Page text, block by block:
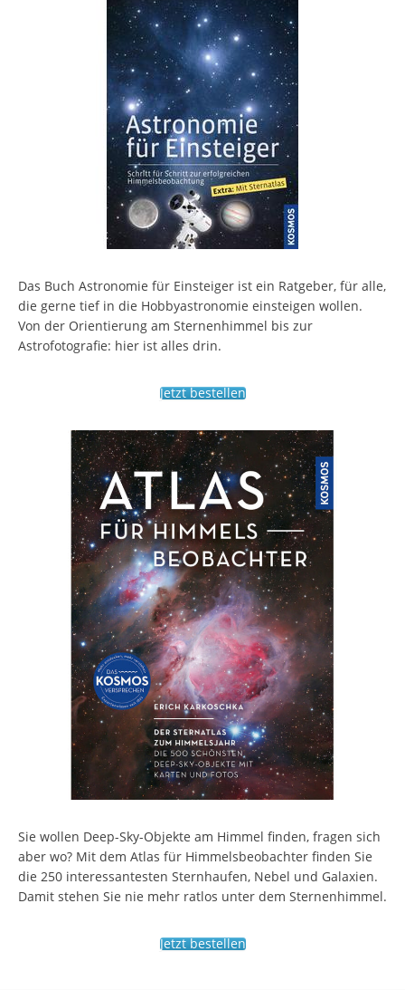
Das Buch Astronomie für Einsteiger ist ein Ratgeber, für alle,
die gerne tief in die Hobbyastronomie einsteigen wollen.
Von der Orientierung am Sternenhimmel bis zur
Astrofotografie: hier ist alles drin.
Jetzt bestellen
Sie wollen Deep-Sky-Objekte am Himmel finden, fragen sich
aber wo? Mit dem Atlas für Himmelsbeobachter finden Sie
die 250 interessantesten Sternhaufen, Nebel und Galaxien.
Damit stehen Sie nie mehr ratlos unter dem Sternenhimmel.
Jetzt bestellen